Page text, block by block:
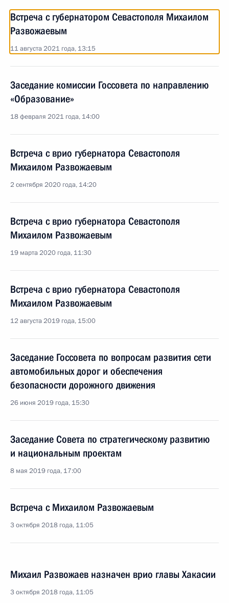
Встреча с губернатором Севастополя Михаилом
Развожаевым
11 августа 2021 года, 13:15
Заседание комиссии Госсовета по направлению
«Образование»
18 февраля 2021 года, 14:00
Встреча с врио губернатора Севастополя
Михаилом Развожаевым
2 сентября 2020 года, 14:20
Встреча с врио губернатора Севастополя
Михаилом Развожаевым
19 марта 2020 года, 11:30
Встреча с врио губернатора Севастополя
Михаилом Развожаевым
12 августа 2019 года, 15:00
Заседание Госсовета по вопросам развития сети
автомобильных дорог и обеспечения
безопасности дорожного движения
26 июня 2019 года, 15:30
Заседание Совета по стратегическому развитию
и национальным проектам
8 мая 2019 года, 17:00
Встреча с Михаилом Развожаевым
3 октября 2018 года, 11:05
Михаил Развожаев назначен врио главы Хакасии
3 октября 2018 года, 11:05